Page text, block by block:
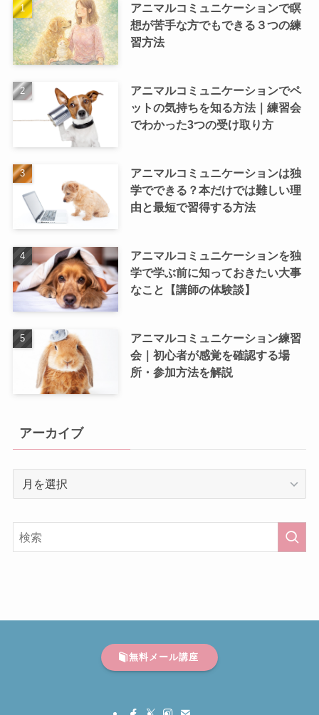
アニマルコミュニケーションで瞑
想が苦手な方でもできる３つの練
習方法
アニマルコミュニケーションでペ
ットの気持ちを知る方法｜練習会
でわかった3つの受け取り方
アニマルコミュニケーションは独
学でできる？本だけでは難しい理
由と最短で習得する方法
アニマルコミュニケーションを独
学で学ぶ前に知っておきたい大事
なこと【講師の体験談】
アニマルコミュニケーション練習
会｜初心者が感覚を確認する場
所・参加方法を解説
アーカイブ
イ
無料メール講座